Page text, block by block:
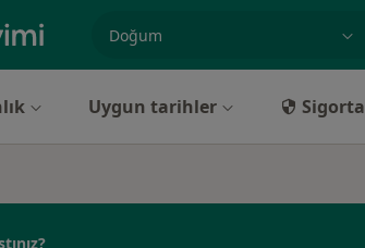
Uygun tarihler Sigorta